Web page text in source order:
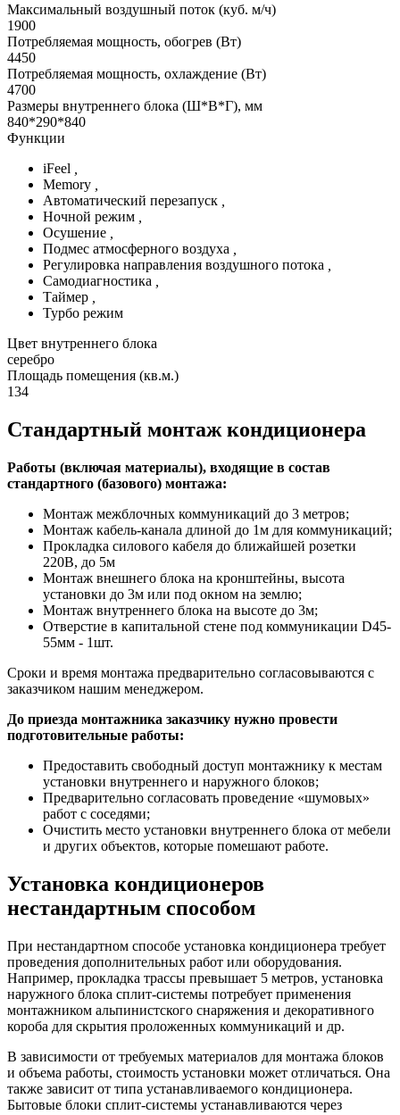
Максимальный воздушный поток (куб. м/ч)
1900
Потребляемая мощность, обогрев (Вт)
4450
Потребляемая мощность, охлаждение (Вт)
4700
Размеры внутреннего блока (Ш*В*Г), мм
840*290*840
Функции
iFeel
Memory
Автоматический перезапуск
Ночной режим
Осушение
Подмес атмосферного воздуха
Регулировка направления воздушного потока
Самодиагностика
Таймер
Турбо режим
Цвет внутреннего блока
серебро
Площадь помещения (кв.м.)
134
Стандартный монтаж кондиционера
Работы (включая материалы), входящие в состав
стандартного (базового) монтажа:
Монтаж межблочных коммуникаций до 3 метров;
Монтаж кабель-канала длиной до 1м для коммуникаций;
Прокладка силового кабеля до ближайшей розетки
220В, до 5м
Монтаж внешнего блока на кронштейны, высота
установки до 3м или под окном на землю;
Монтаж внутреннего блока на высоте до 3м;
Отверстие в капитальной стене под коммуникации D45-
55мм - 1шт.
Сроки и время монтажа предварительно согласовываются с
заказчиком нашим менеджером.
До приезда монтажника заказчику нужно провести
подготовительные работы:
Предоставить свободный доступ монтажнику к местам
установки внутреннего и наружного блоков;
Предварительно согласовать проведение «шумовых»
работ с соседями;
Очистить место установки внутреннего блока от мебели
и других объектов, которые помешают работе.
Установка кондиционеров
нестандартным способом
При нестандартном способе установка кондиционера требует
проведения дополнительных работ или оборудования.
Например, прокладка трассы превышает 5 метров, установка
наружного блока сплит-системы потребует применения
монтажником альпинистского снаряжения и декоративного
короба для скрытия проложенных коммуникаций и др.
В зависимости от требуемых материалов для монтажа блоков
и объема работы, стоимость установки может отличаться. Она
также зависит от типа устанавливаемого кондиционера.
Бытовые блоки сплит-системы устанавливаются через